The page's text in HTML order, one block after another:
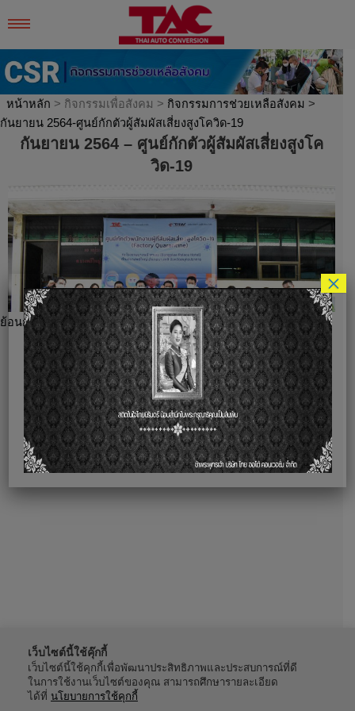
Skip
to
content
หน้าหลัก > กิจกรรมเพื่อสังคม > กิจกรรมการช่วยเหลือสังคม >
กันยายน 2564-ศูนย์กักตัวผู้สัมผัสเสี่ยงสูงโควิด-19
กันยายน 2564 – ศูนย์กักตัวผู้สัมผัสเสี่ยงสูงโค
วิด-19
ย้อนกลับ
เว็บไซต์นี้ใช้คุ๊กกี้
เว็บไซต์นี้ใช้คุกกี้เพื่อพัฒนาประสิทธิภาพและประสบการณ์ที่ดี
ในการใช้งานเว็บไซต์ของคุณ สามารถศึกษารายละเอียด
ได้ที่ นโยบายการใช้คุกกี้
×